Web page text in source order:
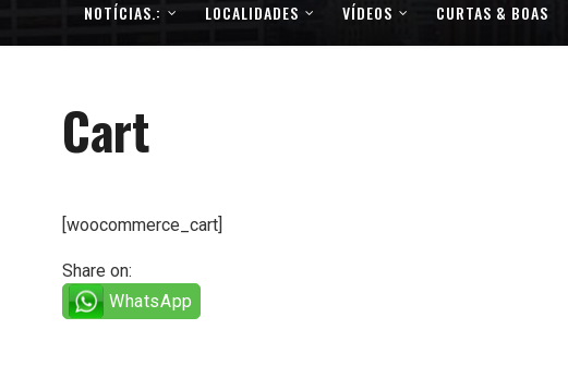
NOTÍCIAS.: LOCALIDADES VÍDEOS CURTAS & BOAS
Cart
[woocommerce_cart]
Share on:
WhatsApp